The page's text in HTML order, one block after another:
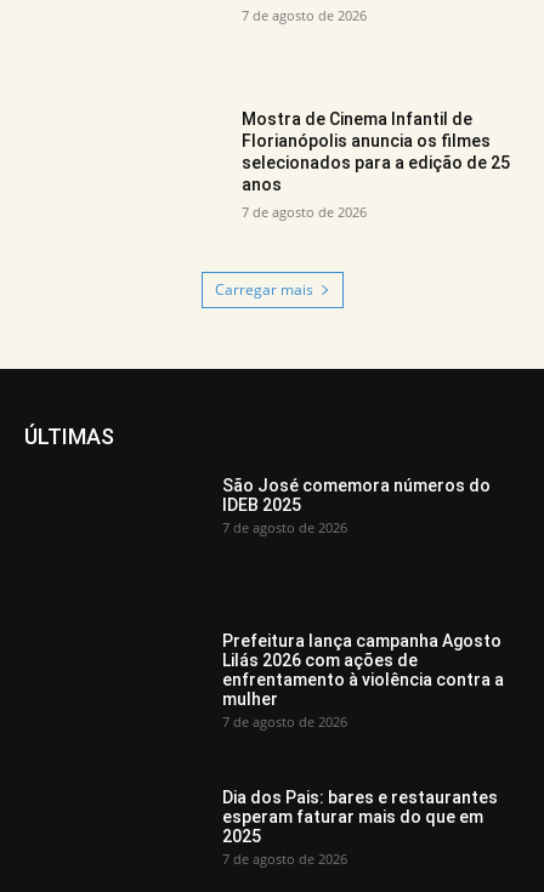
7 de agosto de 2026
Mostra de Cinema Infantil de
Florianópolis anuncia os filmes
selecionados para a edição de 25
anos
7 de agosto de 2026
Carregar mais
ÚLTIMAS
São José comemora números do
IDEB 2025
7 de agosto de 2026
Prefeitura lança campanha Agosto
Lilás 2026 com ações de
enfrentamento à violência contra a
mulher
7 de agosto de 2026
Dia dos Pais: bares e restaurantes
esperam faturar mais do que em
2025
7 de agosto de 2026